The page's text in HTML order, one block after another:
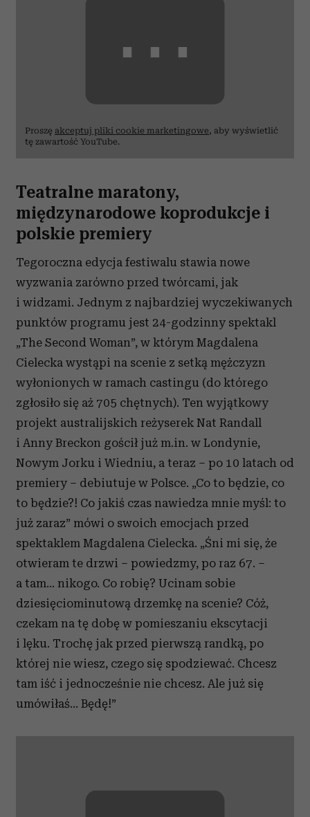
⋯
Proszę akceptuj pliki cookie marketingowe, aby wyświetlić
tę zawartość YouTube.
Teatralne maratony,
międzynarodowe koprodukcje i
polskie premiery
Tegoroczna edycja festiwalu stawia nowe
wyzwania zarówno przed twórcami, jak
i widzami. Jednym z najbardziej wyczekiwanych
punktów programu jest 24-godzinny spektakl
„The Second Woman”, w którym Magdalena
Cielecka wystąpi na scenie z setką mężczyzn
wyłonionych w ramach castingu (do którego
zgłosiło się aż 705 chętnych). Ten wyjątkowy
projekt australijskich reżyserek Nat Randall
i Anny Breckon gościł już m.in. w Londynie,
Nowym Jorku i Wiedniu, a teraz – po 10 latach od
premiery – debiutuje w Polsce. „Co to będzie, co
to będzie?! Co jakiś czas nawiedza mnie myśl: to
już zaraz” mówi o swoich emocjach przed
spektaklem Magdalena Cielecka. „Śni mi się, że
otwieram te drzwi – powiedzmy, po raz 67. –
a tam... nikogo. Co robię? Ucinam sobie
dziesięciominutową drzemkę na scenie? Cóż,
czekam na tę dobę w pomieszaniu ekscytacji
i lęku. Trochę jak przed pierwszą randką, po
której nie wiesz, czego się spodziewać. Chcesz
tam iść i jednocześnie nie chcesz. Ale już się
umówiłaś... Będę!”